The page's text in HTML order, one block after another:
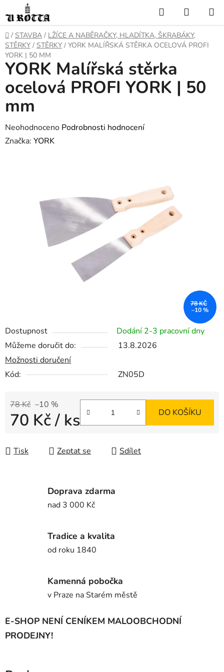
na
obsah
Hledat
KOŠÍK
DOMŮ
/ STAVBA / LŽÍCE A NABĚRAČKY, HLADÍTKA, ŠKRABÁKY,
STĚRKY / STĚRKY / YORK MALÍŘSKÁ STĚRKA OCELOVÁ PROFI
YORK | 50 MM
Dostupnost
Dodání 2-3 pracovní dny
Můžeme doručit do:
13.8.2026
Možnosti doručení
Kód:
ZN05D
78 Kč –10 %
70 Kč/ ks DO KOŠÍKU
Tisk Zeptat se Sdílet
YORK Malířská stěrka
ocelová PROFI YORK | 50
mm
Průměrné
hodnocení
Neohodnoceno Podrobnosti hodnocení
Značka: YORK
78 KČ
–10 %
Doprava zdarma
nad 3 000 Kč
Tradice a kvalita
od roku 1840
Kamenná pobočka
v Praze na Starém městě
E-SHOP NENÍ CENÍKEM MALOOBCHODNÍ
PRODEJNY!